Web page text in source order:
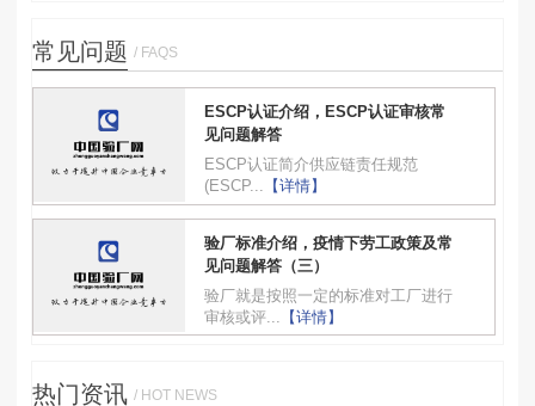
常见问题 / FAQS
ESCP认证介绍，ESCP认证审核常
见问题解答
ESCP认证简介供应链责任规范
(ESCP... 【详情】
验厂标准介绍，疫情下劳工政策及常
见问题解答（三）
验厂就是按照一定的标准对工厂进行
审核或评... 【详情】
热门资讯 / HOT NEWS